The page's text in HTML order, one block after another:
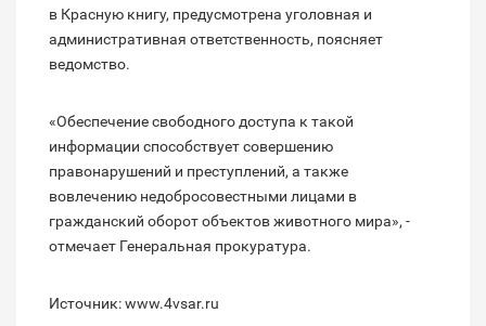
в Красную книгу, предусмотрена уголовная и
административная ответственность, поясняет
ведомство.
«Обеспечение свободного доступа к такой
информации способствует совершению
правонарушений и преступлений, а также
вовлечению недобросовестными лицами в
гражданский оборот объектов животного мира», -
отмечает Генеральная прокуратура.
Источник: www.4vsar.ru